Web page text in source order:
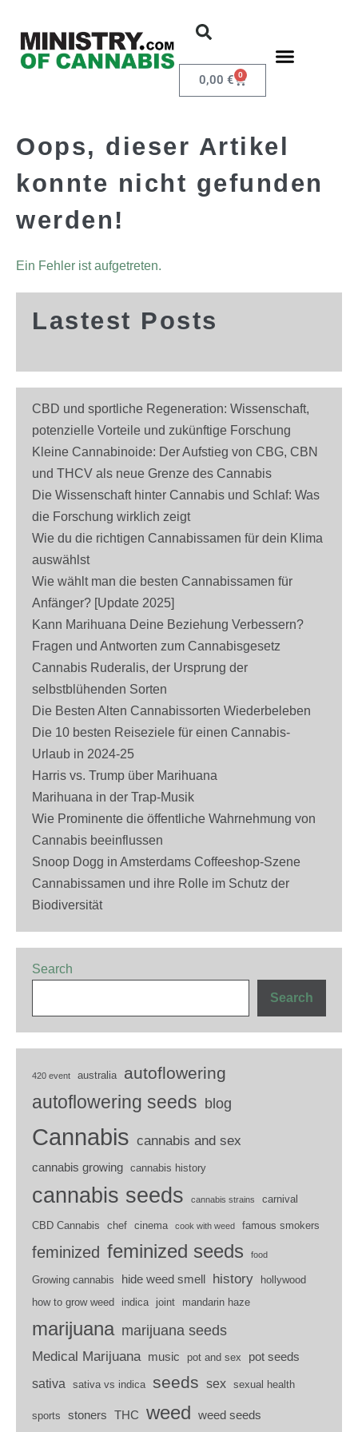
0,00 € 0
Oops, dieser Artikel
konnte nicht gefunden
werden!
Ein Fehler ist aufgetreten.
Lastest Posts
CBD und sportliche Regeneration: Wissenschaft,
potenzielle Vorteile und zukünftige Forschung
Kleine Cannabinoide: Der Aufstieg von CBG, CBN
und THCV als neue Grenze des Cannabis
Die Wissenschaft hinter Cannabis und Schlaf: Was
die Forschung wirklich zeigt
Wie du die richtigen Cannabissamen für dein Klima
auswählst
Wie wählt man die besten Cannabissamen für
Anfänger? [Update 2025]
Kann Marihuana Deine Beziehung Verbessern?
Fragen und Antworten zum Cannabisgesetz
Cannabis Ruderalis, der Ursprung der
selbstblühenden Sorten
Die Besten Alten Cannabissorten Wiederbeleben
Die 10 besten Reiseziele für einen Cannabis-
Urlaub in 2024-25
Harris vs. Trump über Marihuana
Marihuana in der Trap-Musik
Wie Prominente die öffentliche Wahrnehmung von
Cannabis beeinflussen
Snoop Dogg in Amsterdams Coffeeshop-Szene
Cannabissamen und ihre Rolle im Schutz der
Biodiversität
Search
Search
420 event australia autoflowering
autoflowering seeds blog
Cannabis cannabis and sex
cannabis growing cannabis history
cannabis seeds cannabis strains carnival
CBD Cannabis chef cinema cook with weed famous smokers
feminized feminized seeds food
Growing cannabis hide weed smell history
hollywood
how to grow weed
indica joint mandarin haze
marijuana marijuana seeds
Medical Marijuana
music pot and sex pot seeds
sativa sativa vs indica seeds sex sexual health
sports stoners THC weed weed seeds